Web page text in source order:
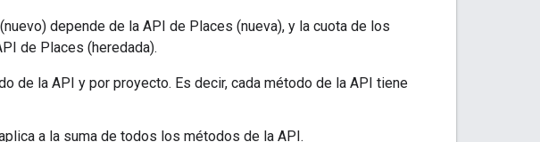
depende de la API de Places (nueva), y la cuota de los
de Places (heredada).
de la API y por proyecto. Es decir, cada método de la API tiene
a la suma de todos los métodos de la API.